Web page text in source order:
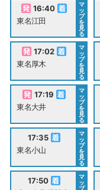
16:40
東名江田
マ
ッ
プ
を
見
る
17:02
東名厚木
マ
ッ
プ
を
見
る
17:19
東名大井
マ
ッ
プ
を
見
る
17:35
東名小山
マ
ッ
プ
を
見
る
17:50
マ
ッ
プ